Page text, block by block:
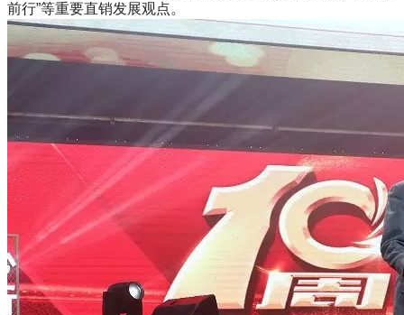
前行”等重要直销发展观点。